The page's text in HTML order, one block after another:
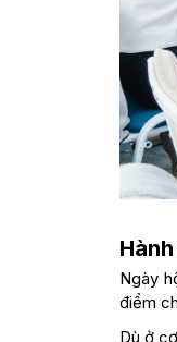
Ngày
điểm
Dù ở